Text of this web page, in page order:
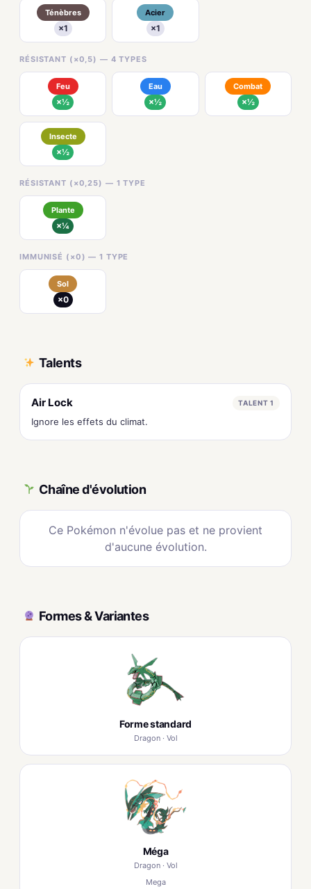
Ténèbres
×1
Acier
×1
RÉSISTANT (×0,5) — 4 TYPES
Feu
×½
Eau
×½
Combat
×½
Insecte
×½
RÉSISTANT (×0,25) — 1 TYPE
Plante
×¼
IMMUNISÉ (×0) — 1 TYPE
Sol
×0
Talents
Air Lock TALENT 1
Ignore les effets du climat.
Chaîne d'évolution
Ce Pokémon n'évolue pas et ne provient
d'aucune évolution.
Formes & Variantes
Forme standard
Dragon · Vol
Méga
Dragon · Vol
Mega